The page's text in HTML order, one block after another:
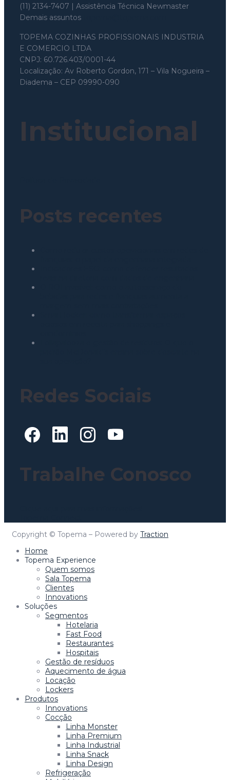
(11) 2134-7407 | Assistência Técnica Newmaster
Demais assuntos
TOPEMA COZINHAS PROFISSIONAIS INDUSTRIA
E COMERCIO LTDA
CNPJ: 60.726.403/0001-44
Localização: Av Roberto Gordon, 171 – Vila Nogueira –
Diadema – CEP 09990-090
Institucional
Posts recentes
Redes Sociais
Trabalhe Conosco
Copyright © Topema – Powered by Traction
Home
Topema Experience
Quem somos
Sala Topema
Clientes
Innovations
Soluções
Segmentos
Hotelaria
Fast Food
Restaurantes
Hospitais
Gestão de resíduos
Aquecimento de água
Locação
Lockers
Produtos
Innovations
Cocção
Linha Monster
Linha Premium
Linha Industrial
Linha Snack
Linha Design
Refrigeração